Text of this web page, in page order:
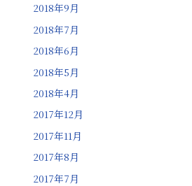
2018年9月
2018年7月
2018年6月
2018年5月
2018年4月
2017年12月
2017年11月
2017年8月
2017年7月